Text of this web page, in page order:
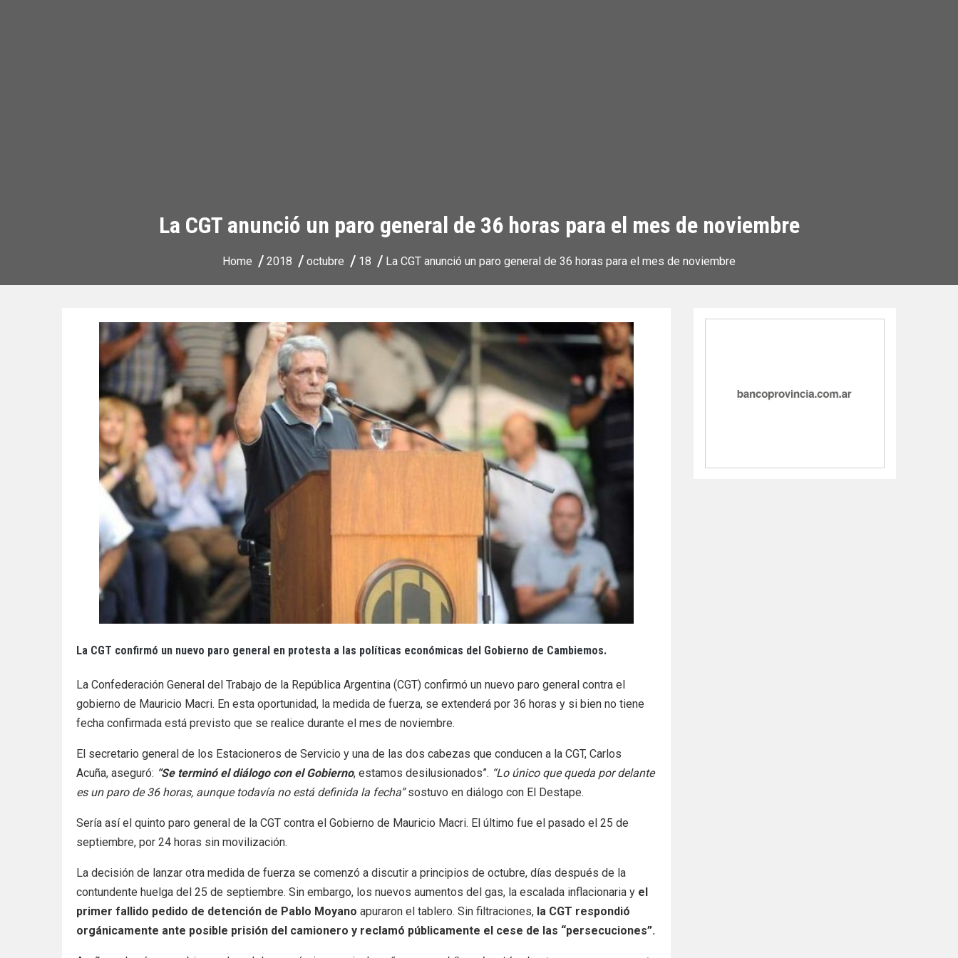
La CGT anunció un paro general de 36 horas para el mes de noviembre
Home 2018 octubre 18 La CGT anunció un paro general de 36 horas para el mes de noviembre
La CGT confirmó un nuevo paro general en protesta a las políticas económicas del Gobierno de Cambiemos.
La Confederación General del Trabajo de la República Argentina (CGT) confirmó un nuevo paro general contra el
gobierno de Mauricio Macri. En esta oportunidad, la medida de fuerza, se extenderá por 36 horas y si bien no tiene
fecha confirmada está previsto que se realice durante el mes de noviembre.
El secretario general de los Estacioneros de Servicio y una de las dos cabezas que conducen a la CGT, Carlos
Acuña, aseguró: “Se terminó el diálogo con el Gobierno, estamos desilusionados”. “Lo único que queda por delante
es un paro de 36 horas, aunque todavía no está definida la fecha”sostuvo en diálogo con El Destape.
Sería así el quinto paro general de la CGT contra el Gobierno de Mauricio Macri. El último fue el pasado el 25 de
septiembre, por 24 horas sin movilización.
La decisión de lanzar otra medida de fuerza se comenzó a discutir a principios de octubre, días después de la
contundente huelga del 25 de septiembre. Sin embargo, los nuevos aumentos del gas, la escalada inflacionaria y el
primer fallido pedido de detención de Pablo Moyano apuraron el tablero. Sin filtraciones, la CGT respondió
orgánicamente ante posible prisión del camionero y reclamó públicamente el cese de las “persecuciones”.